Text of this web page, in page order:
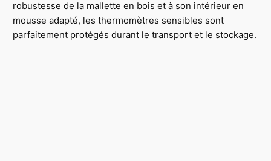
robustesse de la mallette en bois et à son intérieur en
mousse adapté, les thermomètres sensibles sont
parfaitement protégés durant le transport et le stockage.